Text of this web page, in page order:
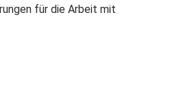
für die Arbeit mit